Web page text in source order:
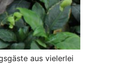
aus vielerlei